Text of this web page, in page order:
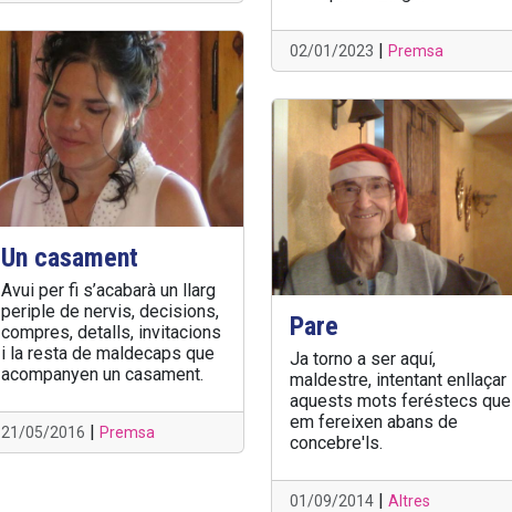
02/01/2023 Premsa
Un casament
Avui per fi s’acabarà un llarg
periple de nervis, decisions,
compres, detalls, invita­cions
i la resta de maldecaps que
acompanyen un casament.
21/05/2016 | Premsa
Pare
Ja torno a ser aquí,
maldestre, intentant enllaçar
aquests mots feréstecs que
em fereixen abans de
concebre'ls.
01/09/2014| Altres